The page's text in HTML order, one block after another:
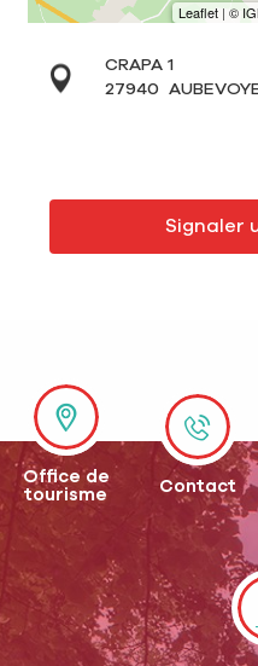
CRAPA 1
27940
Signaler
Office de
tourisme
Contact